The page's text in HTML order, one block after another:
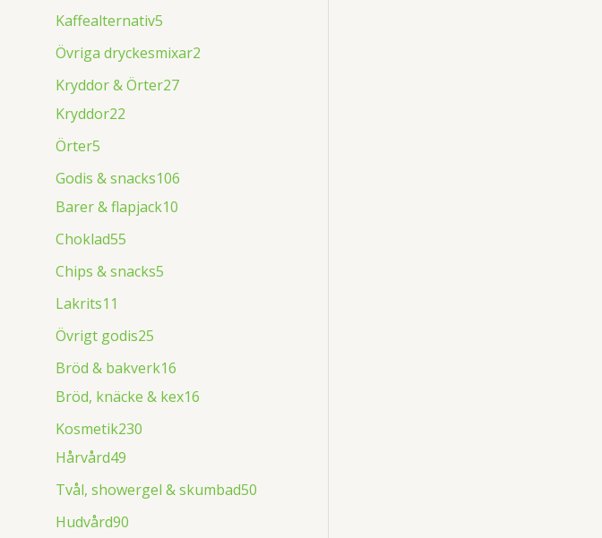
Kaffealternativ5
Övriga dryckesmixar2
Kryddor & Örter27
Kryddor22
Örter5
Godis & snacks106
Barer & flapjack10
Choklad55
Chips & snacks5
Lakrits11
Övrigt godis25
Bröd & bakverk16
Bröd, knäcke & kex16
Kosmetik230
Hårvård49
Tvål, showergel & skumbad50
Hudvård90